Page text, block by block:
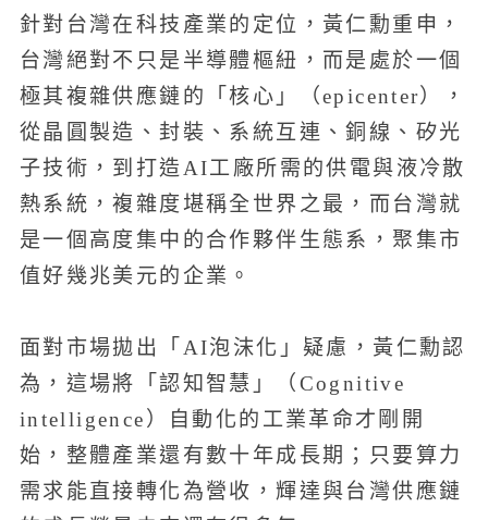
針對台灣在科技產業的定位，黃仁勳重申，
台灣絕對不只是半導體樞紐，而是處於一個
極其複雜供應鏈的「核心」（epicenter），
從晶圓製造、封裝、系統互連、銅線、矽光
子技術，到打造AI工廠所需的供電與液冷散
熱系統，複雜度堪稱全世界之最，而台灣就
是一個高度集中的合作夥伴生態系，聚集市
值好幾兆美元的企業。
面對市場拋出「AI泡沫化」疑慮，黃仁勳認
為，這場將「認知智慧」（Cognitive
intelligence）自動化的工業革命才剛開
始，整體產業還有數十年成長期；只要算力
需求能直接轉化為營收，輝達與台灣供應鏈